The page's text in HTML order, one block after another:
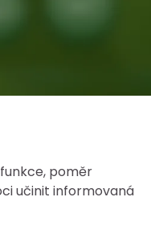
poměr
učinit informovaná